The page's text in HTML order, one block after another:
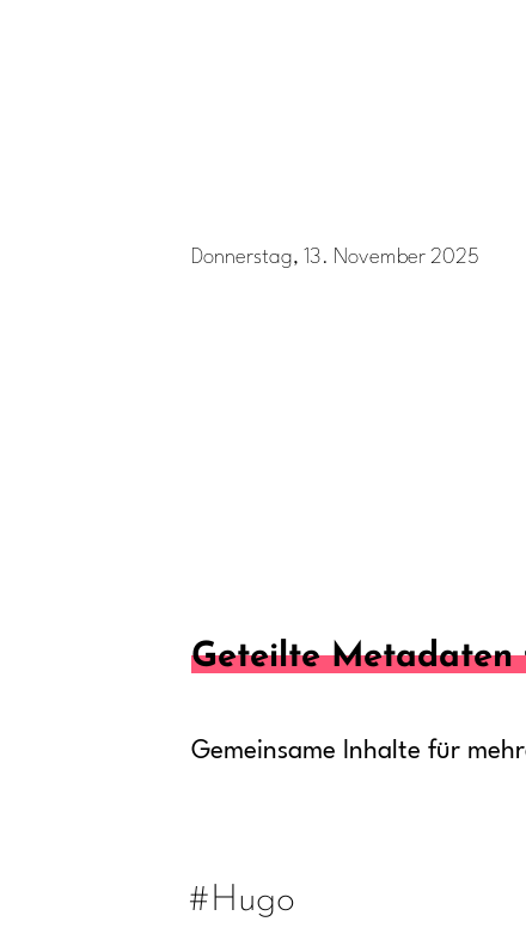
Donnerstag, 13. November 2025
Geteilte
Gemeinsame Inhalte für
#Hugo